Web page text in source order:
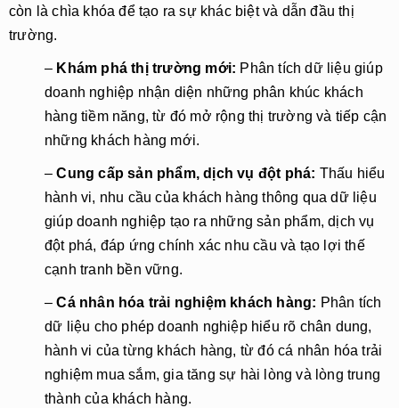
còn là chìa khóa để tạo ra sự khác biệt và dẫn đầu thị
trường.
– Khám phá thị trường mới: Phân tích dữ liệu giúp
doanh nghiệp nhận diện những phân khúc khách
hàng tiềm năng, từ đó mở rộng thị trường và tiếp cận
những khách hàng mới.
–Cung cấp sản phẩm, dịch vụ đột phá: Thấu hiểu
hành vi, nhu cầu của khách hàng thông qua dữ liệu
giúp doanh nghiệp tạo ra những sản phẩm, dịch vụ
đột phá, đáp ứng chính xác nhu cầu và tạo lợi thế
cạnh tranh bền vững.
–Cá nhân hóa trải nghiệm khách hàng: Phân tích
dữ liệu cho phép doanh nghiệp hiểu rõ chân dung,
hành vi của từng khách hàng, từ đó cá nhân hóa trải
nghiệm mua sắm, gia tăng sự hài lòng và lòng trung
thành của khách hàng.